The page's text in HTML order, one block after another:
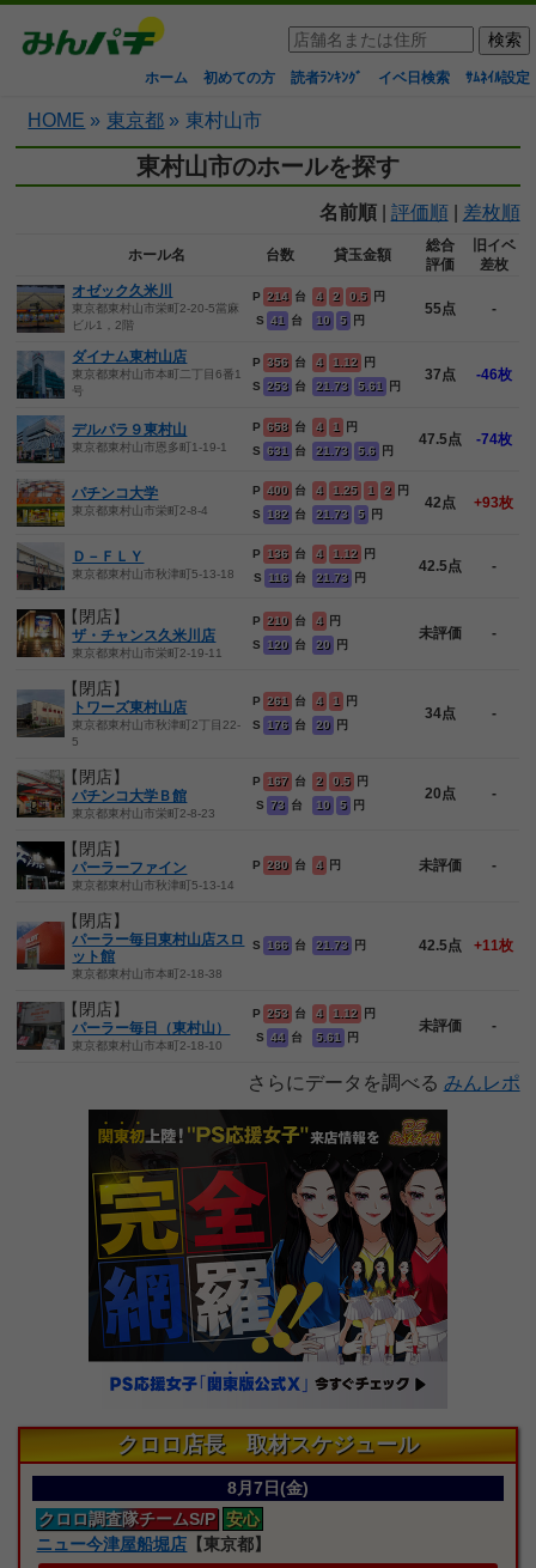
ホーム 初めての方 読者ﾗﾝｷﾝｸﾞ イベ日検索 ｻﾑﾈｲﾙ設定
HOME » 東京都 » 東村山市
東村山市のホールを探す
名前順| 評価順| 差枚順
ホール名 台数 貸玉金額
総合
評価
旧イベ
差枚
オゼック久米川
東京都東村山市栄町2-20-5當麻
ビル1，2階
P 214 台
S 41 台
4 2 0.5 円
10
5 円
55点 -
ダイナム東村山店
東京都東村山市本町二丁目6番1
号
P 356 台
S
253 台
4 1.12
円
21.73
5.61 円
37点 -46枚
デルパラ９東村山
東京都東村山市恩多町1-19-1
P 658 台
S 631 台
4 1
円
21.73
5.6 円
47.5点 -74枚
パチンコ大学
東京都東村山市栄町2-8-4
P 400 台
S
182 台
4 1.25 1 2
円
21.73
5 円
42点 +93枚
Ｄ－ＦＬＹ
東京都東村山市秋津町5-13-18
P 136 台
S
116 台
4 1.12
円
21.73
円
42.5点 -
【閉店】
ザ・チャンス久米川店
東京都東村山市栄町2-19-11
P 210 台
S
120 台
4
円
20
円
未評価 -
【閉店】
トワーズ東村山店
東京都東村山市秋津町2丁目22-
5
P 261
台
S
176 台
4 1
円
20
円
34点 -
【閉店】
パチンコ大学Ｂ館
東京都東村山市栄町2-8-23
P 167 台
S 73 台
2 0.5 円
10
5 円
20点 -
【閉店】
パーラーファイン
東京都東村山市秋津町5-13-14
P 280 台 4 円 未評価 -
【閉店】
パーラー毎日東村山店スロ
ット館
東京都東村山市本町2-18-38
S 166 台 21.73 円 42.5点 +11枚
【閉店】
パーラー毎日（東村山）
東京都東村山市本町2-18-10
P 253 台
S 44 台
4 1.12
円
5.61
円
未評価 -
さらにデータを調べる みんレポ
クロロ店長 取材スケジュール
8月7日(金)
クロロ調査隊チームS/P 安心
ニュー今津屋船堀店 【東京都】